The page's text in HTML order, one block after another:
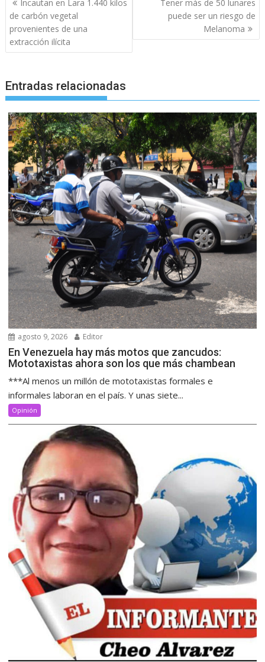
de
entradas
Incautan en Lara 1.440 kilos
de carbón vegetal
provenientes de una
extracción ilícita
Tener más de 50 lunares
puede ser un riesgo de
Melanoma
Entradas relacionadas
agosto 9, 2026 Editor
En Venezuela hay más motos que zancudos:
Mototaxistas ahora son los que más chambean
***Al menos un millón de mototaxistas formales e
informales laboran en el país. Y unas siete...
Opinión